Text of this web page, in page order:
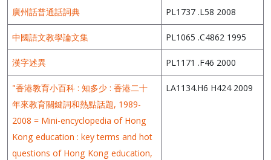
廣州話普通話詞典 PL1737 .L58 2008
中國語文教學論文集 PL1065 .C4862 1995
漢字述異 PL1171 .F46 2000
"香港教育小百科 : 知多少 : 香港二十
年來教育關鍵詞和熱點話題, 1989-
2008 = Mini-encyclopedia of Hong
Kong education : key terms and hot
questions of Hong Kong education,
LA1134.H6 H424 2009